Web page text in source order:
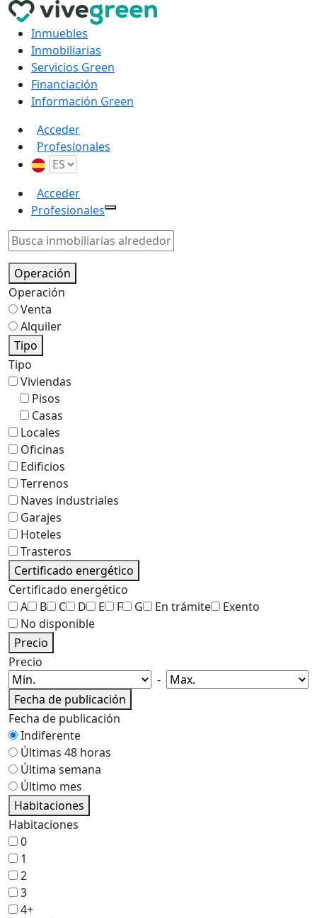
Inmuebles
Inmobiliarias
Servicios Green
Financiación
Información Green
Acceder
Profesionales
Acceder
Profesionales
Operación
Operación
Venta
Alquiler
Tipo
Tipo
Viviendas
Pisos
Casas
Locales
Oficinas
Edificios
Terrenos
Naves industriales
Garajes
Hoteles
Trasteros
Certificado energético
Certificado energético
A
B C D E F G En trámite
Exento
No disponible
Precio
Precio
-
Fecha de publicación
Fecha de publicación
Indiferente
Últimas 48 horas
Última semana
Último mes
Habitaciones
Habitaciones
0
1
2
3
4+